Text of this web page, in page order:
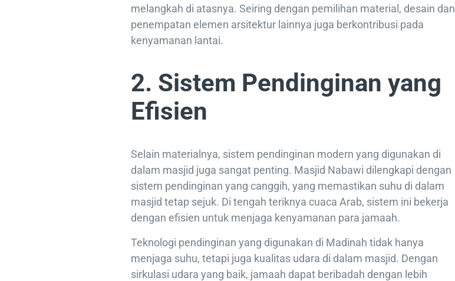
melangkah di atasnya. Seiring dengan pemilihan material, desain dan
penempatan elemen arsitektur lainnya juga berkontribusi pada
kenyamanan lantai.
2. Sistem Pendinginan yang
Efisien
Selain materialnya, sistem pendinginan modern yang digunakan di
dalam masjid juga sangat penting. Masjid Nabawi dilengkapi dengan
sistem pendinginan yang canggih, yang memastikan suhu di dalam
masjid tetap sejuk. Di tengah teriknya cuaca Arab, sistem ini bekerja
dengan efisien untuk menjaga kenyamanan para jamaah.
Teknologi pendinginan yang digunakan di Madinah tidak hanya
menjaga suhu, tetapi juga kualitas udara di dalam masjid. Dengan
sirkulasi udara yang baik, jamaah dapat beribadah dengan lebih